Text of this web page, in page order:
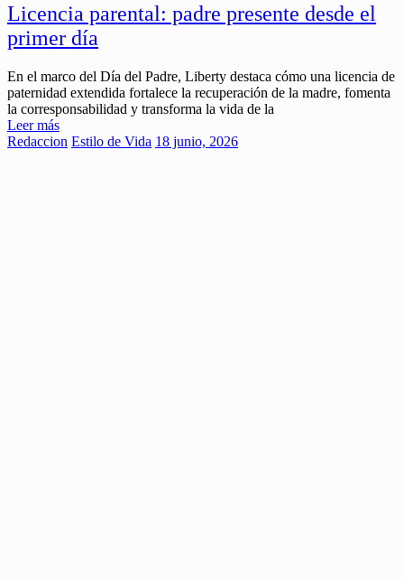
Licencia parental: padre presente desde el
primer día
En el marco del Día del Padre, Liberty destaca cómo una licencia de
paternidad extendida fortalece la recuperación de la madre, fomenta
la corresponsabilidad y transforma la vida de la
Leer más
Redaccion Estilo de Vida 18 junio, 2026